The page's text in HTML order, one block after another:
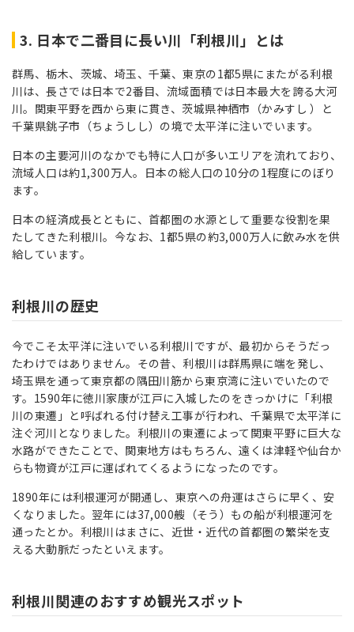
3. 日本で二番目に長い川「利根川」とは
群馬、栃木、茨城、埼玉、千葉、東京の1都5県にまたがる利根
川は、長さでは日本で2番目、流域面積では日本最大を誇る大河
川。関東平野を西から東に貫き、茨城県神栖市（かみすし ）と
千葉県銚子市（ちょうしし）の境で太平洋に注いでいます。
日本の主要河川のなかでも特に人口が多いエリアを流れており、
流域人口は約1,300万人。日本の総人口の10分の1程度にのぼり
ます。
日本の経済成長とともに、首都圏の水源として重要な役割を果
たしてきた利根川。今なお、1都5県の約3,000万人に飲み水を供
給しています。
利根川の歴史
今でこそ太平洋に注いでいる利根川ですが、最初からそうだっ
たわけではありません。その昔、利根川は群馬県に端を発し、
埼玉県を通って東京都の隅田川筋から東京湾に注いでいたので
す。1590年に徳川家康が江戸に入城したのをきっかけに「利根
川の東遷」と呼ばれる付け替え工事が行われ、千葉県で太平洋に
注ぐ河川となりました。利根川の東遷によって関東平野に巨大な
水路ができたことで、関東地方はもちろん、遠くは津軽や仙台か
らも物資が江戸に運ばれてくるようになったのです。
1890年には利根運河が開通し、東京への舟運はさらに早く、安
くなりました。翌年には37,000艘（そう）もの船が利根運河を
通ったとか。利根川はまさに、近世・近代の首都圏の繁栄を支
える大動脈だったといえます。
利根川関連のおすすめ観光スポット